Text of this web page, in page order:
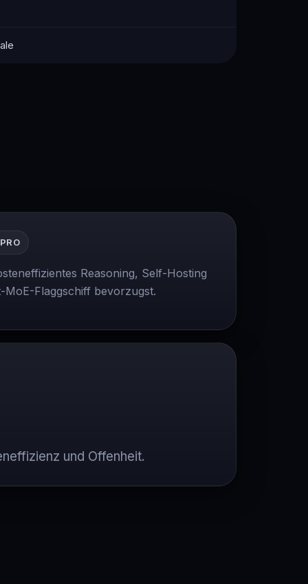
Reasoning, Self-Hosting
MoE-Flaggschiff bevorzugst.
und Offenheit.